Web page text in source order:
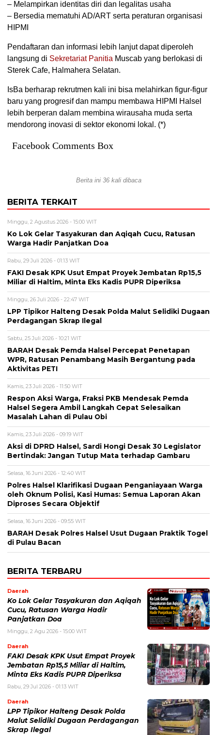
– Melampirkan identitas diri dan legalitas usaha
– Bersedia mematuhi AD/ART serta peraturan organisasi
HIPMI
Pendaftaran dan informasi lebih lanjut dapat diperoleh
langsung di Sekretariat Panitia Muscab yang berlokasi di
Sterek Cafe, Halmahera Selatan.
IsBa berharap rekrutmen kali ini bisa melahirkan figur-figur
baru yang progresif dan mampu membawa HIPMI Halsel
lebih berperan dalam membina wirausaha muda serta
mendorong inovasi di sektor ekonomi lokal. (*)
Facebook Comments Box
Berita ini 36 kali dibaca
BERITA TERKAIT
Minggu, 2 Agustus 2026 - 15:00 WIT
Ko Lok Gelar Tasyakuran dan Aqiqah Cucu, Ratusan
Warga Hadir Panjatkan Doa
Rabu, 29 Juli 2026 - 01:13 WIT
FAKI Desak KPK Usut Empat Proyek Jembatan Rp15,5
Miliar di Haltim, Minta Eks Kadis PUPR Diperiksa
Minggu, 26 Juli 2026 - 22:47 WIT
LPP Tipikor Halteng Desak Polda Malut Selidiki Dugaan
Perdagangan Skrap Ilegal
Sabtu, 25 Juli 2026 - 10:21 WIT
BARAH Desak Pemda Halsel Percepat Penetapan
WPR, Ratusan Penambang Masih Bergantung pada
Aktivitas PETI
Kamis, 23 Juli 2026 - 11:50 WIT
Respon Aksi Warga, Fraksi PKB Mendesak Pemda
Halsel Segera Ambil Langkah Cepat Selesaikan
Masalah Lahan di Pulau Obi
Kamis, 23 Juli 2026 - 09:19 WIT
Aksi di DPRD Halsel, Sardi Hongi Desak 30 Legislator
Bertindak: Jangan Tutup Mata terhadap Gambaru
Selasa, 16 Juni 2026 - 12:40 WIT
Polres Halsel Klarifikasi Dugaan Penganiayaan Warga
oleh Oknum Polisi, Kasi Humas: Semua Laporan Akan
Diproses Secara Objektif
Selasa, 16 Juni 2026 - 09:55 WIT
BARAH Desak Polres Halsel Usut Dugaan Praktik Togel
di Pulau Bacan
BERITA TERBARU
Daerah
Ko Lok Gelar Tasyakuran dan Aqiqah
Cucu, Ratusan Warga Hadir
Panjatkan Doa
Minggu, 2 Agu 2026 - 15:00 WIT
Daerah
FAKI Desak KPK Usut Empat Proyek
Jembatan Rp15,5 Miliar di Haltim,
Minta Eks Kadis PUPR Diperiksa
Rabu, 29 Jul 2026 - 01:13 WIT
Daerah
LPP Tipikor Halteng Desak Polda
Malut Selidiki Dugaan Perdagangan
Skrap Ilegal